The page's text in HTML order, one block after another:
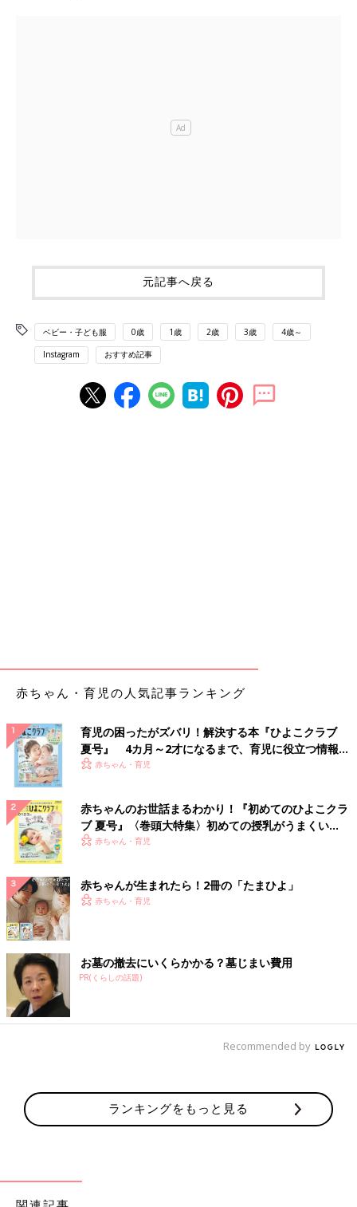
元記事へ戻る
ベビー・子ども服 0歳 1歳 2歳 3歳 4歳～
Instagram おすすめ記事
赤ちゃん・育児の人気記事ランキング
育児の困ったがズバリ！解決する本『ひよこクラブ
夏号』 4カ月～2才になるまで、育児に役立つ情報が
いっぱい！
赤ちゃん・育児
赤ちゃんのお世話まるわかり！『初めてのひよこクラ
ブ 夏号』〈巻頭大特集〉初めての授乳がうまくい
く！ おっぱい・ミルクの基本と夏のトラブル 解決テ
赤ちゃん・育児
赤ちゃんが生まれたら！2冊の「たまひよ」
赤ちゃん・育児
お墓の撤去にいくらかかる？墓じまい費用
PR(くらしの話題)
Recommended by
ランキングをもっと見る